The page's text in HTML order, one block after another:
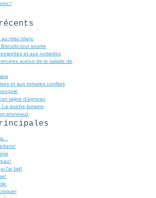
*
miso blanc
tout sourire
et aux noisettes
autour de la salade de
et aux tomates confites
tajine d’agneau
quiche lorraine
pruneaux
l'ai fait!